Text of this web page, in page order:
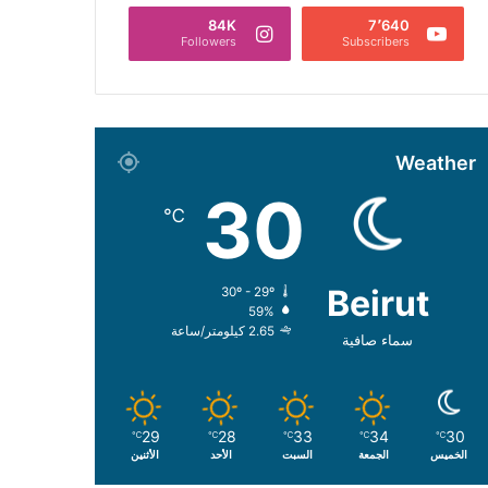
7٬640
Subscribers
84K
Followers
Weather
Beirut
سماء صافية
30
℃
30º - 29º
59%
2.65 كيلومتر/ساعة
30
℃
الخميس
34
℃
الجمعة
33
℃
السبت
28
℃
الأحد
29
℃
الأثنين